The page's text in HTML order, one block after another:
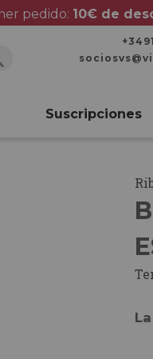
pedido: 10€ de
Suscripciones